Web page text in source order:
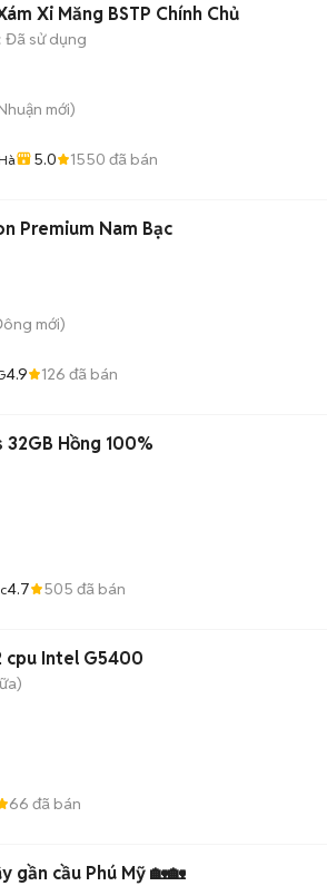
Xi Măng BSTP Chính Chủ
Đã sử dụng
mới)
5.0 1550 đã bán
Premium Nam Bạc
mới)
4.9 126 đã bán
Hồng 100%
4.7 505 đã bán
cpu Intel G5400
66 đã bán
gần cầu Phú Mỹ 🏡🏡